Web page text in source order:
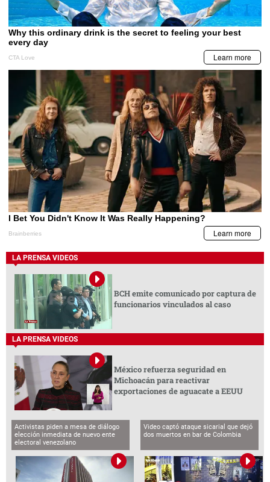
LA PRENSA VIDEOS
BCH emite comunicado por captura de
funcionarios vinculados al caso
LA PRENSA VIDEOS
México refuerza seguridad en
Michoacán para reactivar
exportaciones de aguacate a EEUU
Activistas piden a mesa de diálogo
elección inmediata de nuevo ente
electoral venezolano
Video captó ataque sicarial que dejó
dos muertos en bar de Colombia